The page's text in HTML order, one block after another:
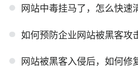
网站中毒挂马了，怎么快速
如何预防企业网站被黑客攻
网站被黑客入侵后，如何修复网